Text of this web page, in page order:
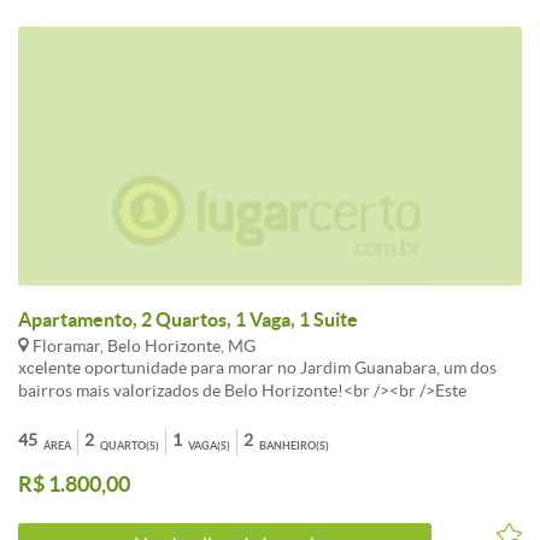
Apartamento, 2 Quartos, 1 Vaga, 1 Suite
Floramar, Belo Horizonte, MG
xcelente oportunidade para morar no Jardim Guanabara, um dos
bairros mais valorizados de Belo Horizonte!<br /><br />Este
e arejados, proporcionando conforto e praticidade para o dia a dia.
O imóvel conta com:<br /><br />02 quartos, sendo 01 suíte;<br />
<br />Banheiro social com box em blindex;<br /><br />Sala ampla
de serviço independente, fechada com box em blindex;<br /><br
ÁREA
45 QUARTO(S)
2 VAGA(S)
1 BANHEIRO(S)
2
R$ 1.800,00